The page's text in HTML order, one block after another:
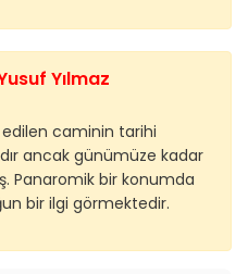
Yılmaz
edilen caminin tarihi
ancak günümüze kadar
Panaromik bir konumda
bir ilgi görmektedir.